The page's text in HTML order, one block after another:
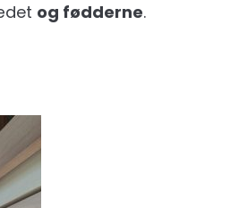
og fødderne.